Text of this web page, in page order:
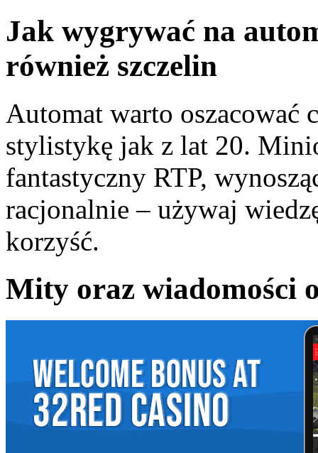
Jak wygrywać na
również szczelin
Automat warto oszacować
stylistykę jak z lat 20.
fantastyczny RTP,
racjonalnie – używaj
korzyść.
Mity oraz wiadomości